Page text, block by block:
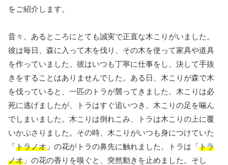
をご紹介します。
昔々、あるところにとても誠実で正直な木こりがいました。
彼は毎日、森に入って木を伐り、その木を使って家具や道具
を作っていました。彼はいつも丁寧に仕事をし、決して手抜
きをすることはありませんでした。ある日、木こりが森で木
を伐っていると、一匹のトラが襲ってきました。木こりは必
死に逃げましたが、トラはすぐ追いつき、木こりの足を噛ん
でしまいました。木こりは倒れこみ、トラは木こりの上に覆
いかぶさりました。その時、木こりがいつも身につけていた
「トラノオ 」の花がトラの鼻先に触れました。トラは「トラ
ノオ 」の花の香りを嗅ぐと、突然動きを止めました。そし